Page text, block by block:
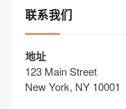
联系我们
地址
123 Main Street
New York, NY 10001